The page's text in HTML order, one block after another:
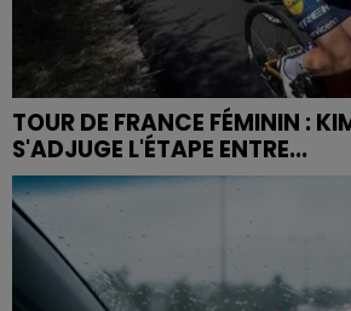
TOUR DE FRANCE FÉMININ :
S'ADJUGE L'ÉTAPE ENTRE...